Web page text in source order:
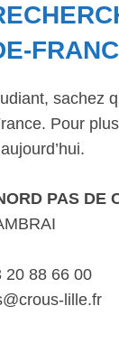
sachez
Pour
PAS DE
20 88 66 00
lille.fr